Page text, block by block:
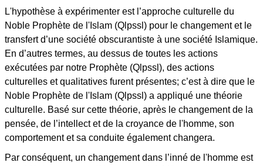
L'hypothèse à expérimenter est l’approche culturelle du
Noble Prophète de l'Islam (Qlpssl) pour le changement et le
transfert d’une société obscurantiste à une société Islamique.
En d’autres termes, au dessus de toutes les actions
exécutées par notre Prophète (Qlpssl), des actions
culturelles et qualitatives furent présentes; c’est à dire que le
Noble Prophète de l'Islam (Qlpssl) a appliqué une théorie
culturelle. Basé sur cette théorie, après le changement de la
pensée, de l’intellect et de la croyance de l'homme, son
comportement et sa conduite également changera.
Par conséquent, un changement dans l’inné de l'homme est